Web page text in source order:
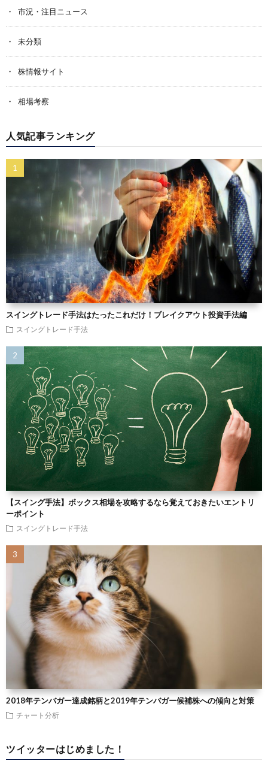
市況・注目ニュース
未分類
株情報サイト
相場考察
人気記事ランキング
スイングトレード手法はたったこれだけ！ブレイクアウト投資手法編
スイングトレード手法
【スイング手法】ボックス相場を攻略するなら覚えておきたいエントリ
ーポイント
スイングトレード手法
2018年テンバガー達成銘柄と2019年テンバガー候補株への傾向と対策
チャート分析
ツイッターはじめました！